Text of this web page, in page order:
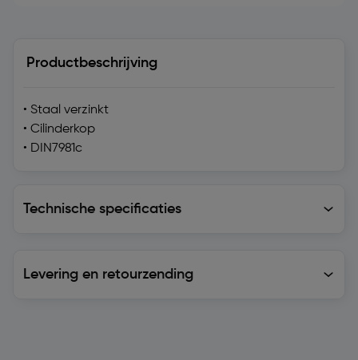
Productbeschrijving
• Staal verzinkt
• Cilinderkop
• DIN7981c
Technische specificaties
Levering en retourzending